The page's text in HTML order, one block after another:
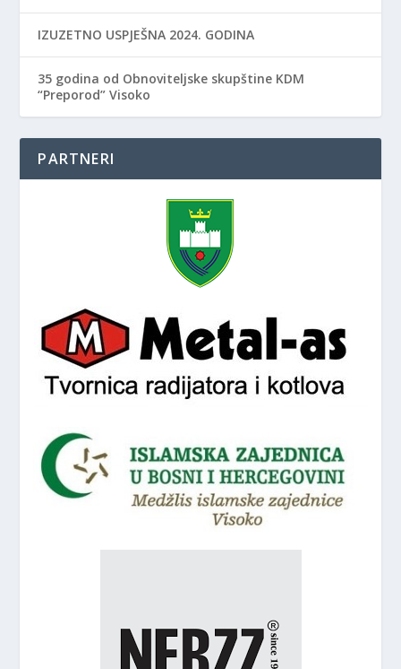
IZUZETNO USPJEŠNA 2024. GODINA
35 godina od Obnoviteljske skupštine KDM
“Preporod” Visoko
PARTNERI